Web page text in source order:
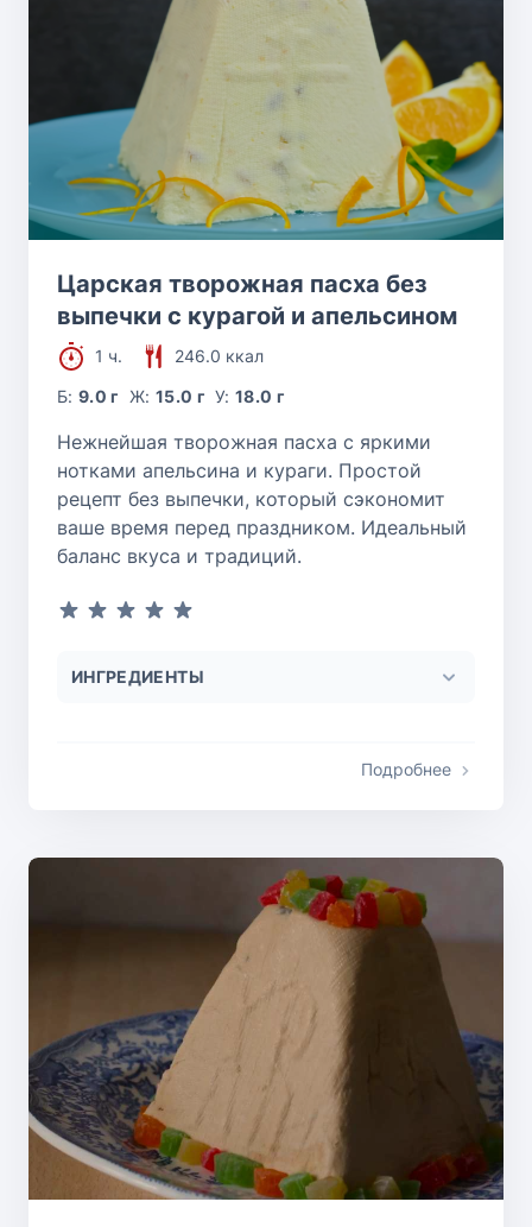
Царская творожная пасха без
выпечки с курагой и апельсином
1 ч.
246.0 ккал
Б:9.0 г Ж: 15.0 г У:18.0 г
Нежнейшая творожная пасха с яркими
нотками апельсина и кураги. Простой
рецепт без выпечки, который сэкономит
ваше время перед праздником. Идеальный
баланс вкуса и традиций.
ИНГРЕДИЕНТЫ
Подробнее